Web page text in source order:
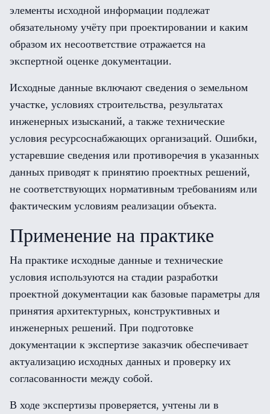
элементы исходной информации подлежат
обязательному учёту при проектировании и каким
образом их несоответствие отражается на
экспертной оценке документации.
Исходные данные включают сведения о земельном
участке, условиях строительства, результатах
инженерных изысканий, а также технические
условия ресурсоснабжающих организаций. Ошибки,
устаревшие сведения или противоречия в указанных
данных приводят к принятию проектных решений,
не соответствующих нормативным требованиям или
фактическим условиям реализации объекта.
Применение на практике
На практике исходные данные и технические
условия используются на стадии разработки
проектной документации как базовые параметры для
принятия архитектурных, конструктивных и
инженерных решений. При подготовке
документации к экспертизе заказчик обеспечивает
актуализацию исходных данных и проверку их
согласованности между собой.
В ходе экспертизы проверяется, учтены ли в